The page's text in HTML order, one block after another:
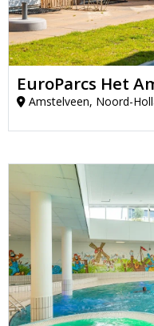
EuroParcs Het
Amstelveen, Noord-